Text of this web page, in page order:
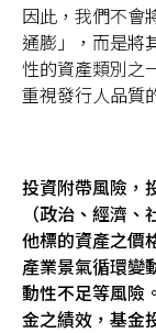
因此，我們不會
通膨」，而是將
性的資產類別之
重視發行人品質
投資附帶風險，
（政治、經濟
他標的資產之價
產業景氣循環變
動性不足等風險
金之績效，基金